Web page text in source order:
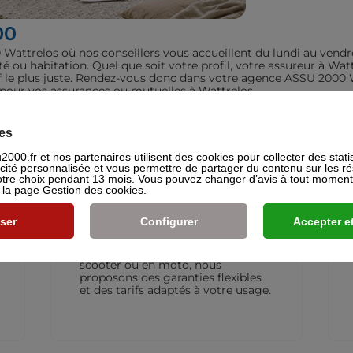
Wattrelos où nos conseillers vous accueillent du lundi au
ou habitation. Quel que soit votre profil, votre assureur à
plus juste. Rendez-vous donc dans votre agence ASSU
vos assurances ou mutuelles à Wattrelos.
Assurance Deux-roues
L’assurance moto qui vous suit
scooter ou en moto, nous
proposons des garanties flexibles
et des tarifs adaptés à votre usage.
et nos partenaires utilisent des cookies pour collecter des
personnalisée et vous permettre de partager du contenu sur les
choix pendant 13 mois. Vous pouvez changer d’avis à tout
la page Gestion des cookies
Configurer Accepter